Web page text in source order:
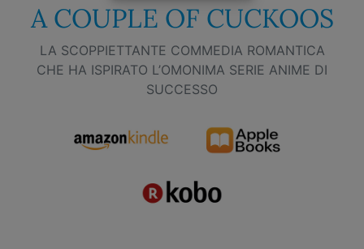
A COUPLE OF CUCKOOS
LA SCOPPIETTANTE COMMEDIA ROMANTICA
CHE HA ISPIRATO L’OMONIMA SERIE ANIME DI
SUCCESSO